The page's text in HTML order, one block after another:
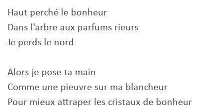
Haut perché le bonheur
Dans l'arbre aux parfums rieurs
Je perds le nord
Alors je pose ta main
Comme une pieuvre sur ma blancheur
Pour mieux attraper les cristaux de bonheur